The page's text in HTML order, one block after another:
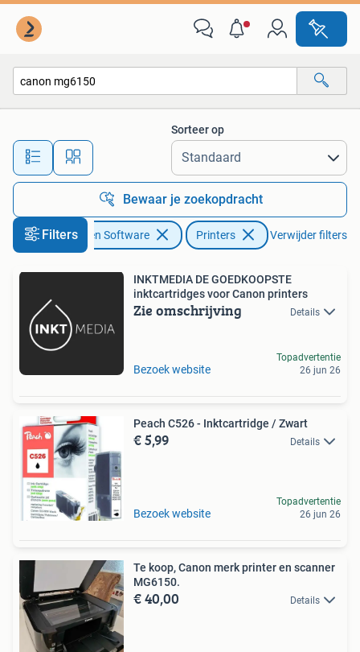
Alle afstanden…
Sorteer op
Bewaar je zoekopdracht
Filters
Computers en Software Printers Verwijder filters
INKTMEDIA DE GOEDKOOPSTE
inktcartridges voor Canon printers
Zie omschrijving Details
Bezoek website
Topadvertentie
26 jun 26
Peach C526 - Inktcartridge / Zwart
€ 5,99 Details
Bezoek website
Topadvertentie
26 jun 26
Te koop, Canon merk printer en scanner
MG6150.
€ 40,00 Details